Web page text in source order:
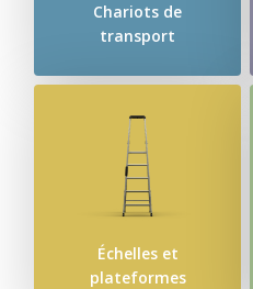
Chariots de
transport
Échelles et
plateformes